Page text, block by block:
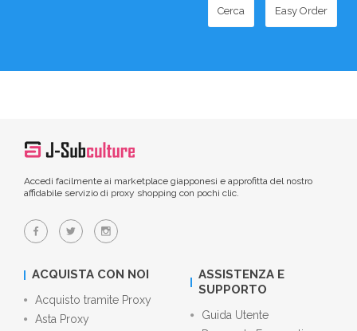
Cerca Easy Order
Accedi facilmente ai marketplace giapponesi e approfitta del nostro
affidabile servizio di proxy shopping con pochi clic.
ACQUISTA CON NOI
Acquisto tramite Proxy
Asta Proxy
ASSISTENZA E
SUPPORTO
Guida Utente